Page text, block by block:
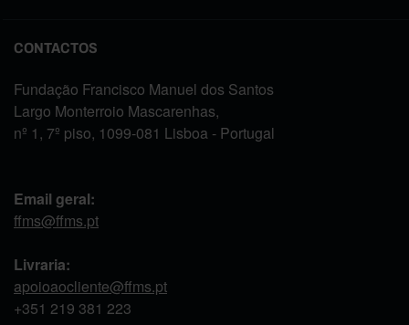
CONTACTOS
Fundação Francisco Manuel dos Santos
Largo Monterroio Mascarenhas,
nº 1, 7º piso, 1099-081 Lisboa - Portugal
Email geral:
ffms@ffms.pt
Livraria:
apoioaocliente@ffms.pt
+351 219 381 223